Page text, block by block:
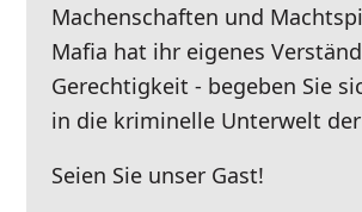
Machenschaften und
Mafia hat ihr eigenes
Gerechtigkeit - begeben Sie
in die kriminelle Unterwelt
Seien Sie unser Gast!